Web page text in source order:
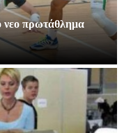
νεο πρωτάθλημα